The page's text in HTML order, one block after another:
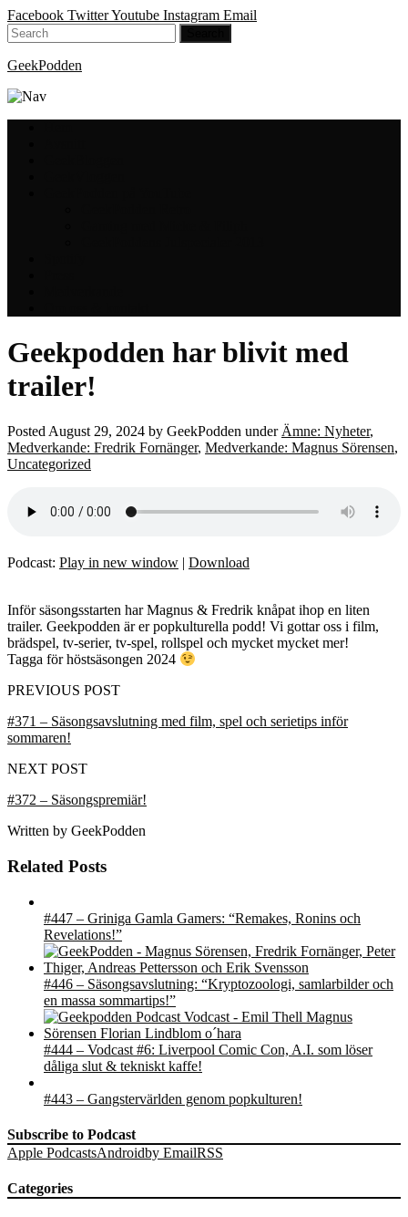
Facebook TwitterYoutube Instagram Email
GeekPodden
Geekpodden har blivit med
trailer!
Posted August 29, 2024 by GeekPodden under Ämne: Nyheter,
Medverkande: Fredrik Fornänger, Medverkande: Magnus Sörensen,
Uncategorized
Podcast: Play in new window | Download
Inför säsongsstarten har Magnus & Fredrik knåpat ihop en liten
trailer. Geekpodden är er popkulturella podd! Vi gottar oss i film,
brädspel, tv-serier, tv-spel, rollspel och mycket mycket mer!
Tagga för höstsäsongen 2024
PREVIOUS POST
#371 – Säsongsavslutning med film, spel och serietips inför
sommaren!
NEXT POST
#372 – Säsongspremiär!
Written by GeekPodden
Related Posts
#447 – Griniga Gamla Gamers: “Remakes, Ronins och
Revelations!”
#446 – Säsongsavslutning: “Kryptozoologi, samlarbilder och
en massa sommartips!”
#444 – Vodcast #6: Liverpool Comic Con, A.I. som löser
dåliga slut & tekniskt kaffe!
#443 – Gangstervärlden genom popkulturen!
Subscribe to Podcast
Apple PodcastsAndroidby EmailRSS
Categories